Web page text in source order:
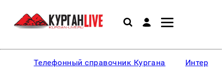
Телефонный справочник Кургана